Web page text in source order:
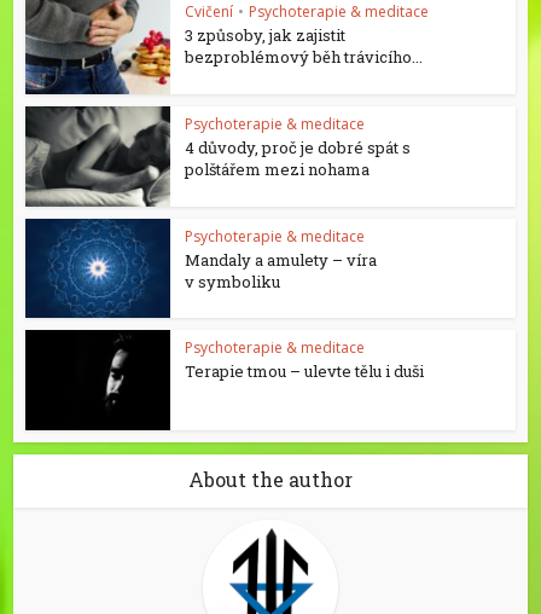
Cvičení • Psychoterapie & meditace
3 způsoby, jak zajistit
bezproblémový běh trávicího...
Psychoterapie & meditace
4 důvody, proč je dobré spát s
polštářem mezi nohama
Psychoterapie & meditace
Mandaly a amulety – víra
v symboliku
Psychoterapie & meditace
Terapie tmou – ulevte tělu i duši
About the author